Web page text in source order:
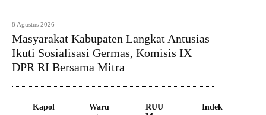
8 Agustus 2026
Masyarakat Kabupaten Langkat Antusias
Ikuti Sosialisasi Germas, Komisis IX
DPR RI Bersama Mitra
Kapol
Waru
RUU
Indek